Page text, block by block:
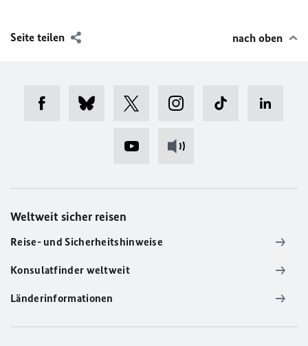
Seite teilen nach oben
Weltweit sicher reisen
Reise- und Sicherheitshinweise
Konsulatfinder weltweit
Länderinformationen